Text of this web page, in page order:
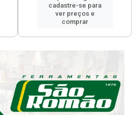
cadastre-se para
ver preços e
comprar